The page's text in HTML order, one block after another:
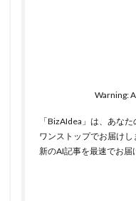
Warning:
「BizAIdea」は、あな
ワンストップでお届けし
新のAI記事を最速でお届